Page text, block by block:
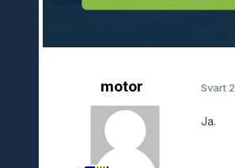
motor Svart
Ja.